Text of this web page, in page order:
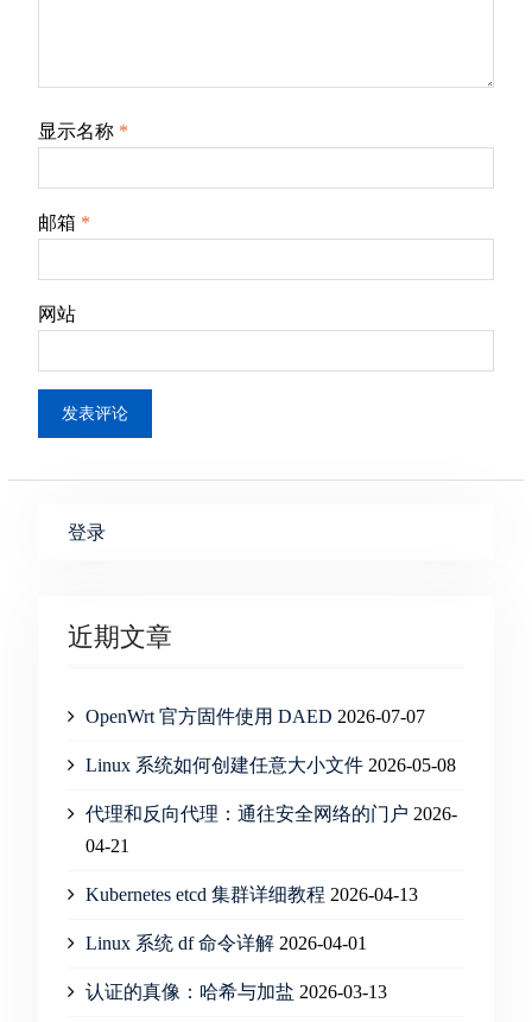
显示名称 *
邮箱 *
网站
登录
近期文章
OpenWrt 官方固件使用 DAED 2026-07-07
Linux 系统如何创建任意大小文件 2026-05-08
代理和反向代理：通往安全网络的门户 2026-
04-21
Kubernetes etcd 集群详细教程 2026-04-13
Linux 系统 df 命令详解 2026-04-01
认证的真像：哈希与加盐 2026-03-13